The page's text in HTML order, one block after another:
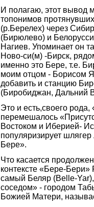
И полагаю, этот вывод
топонимов
(р.Берелех) через
(Бирюлево) и
Нагиев. Упоминает он
Ново-си(м) -Бирск,
именно это Бере, т.е.
моим отцом - Борисом
добавить и станцию
(Биробиджан, Дальний
Это и есть,своего
перемешалось
Востоком и Иберией-
популяризирует
Бере».
Что касается
контексте «Бере-
самый Беляр (Belle-
соседом» - городом
Божией Матери,